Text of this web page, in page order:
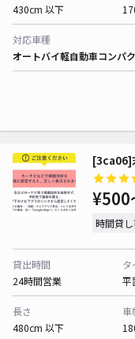
430cm 以下
対応車種
オートバイ軽自動車コンパ
[3ca06]
¥500
時間貸
貸出時間
24時間営業
タ
平
長さ
480cm 以下
車